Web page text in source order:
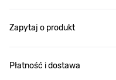
Zapytaj o produkt
Płatność i dostawa